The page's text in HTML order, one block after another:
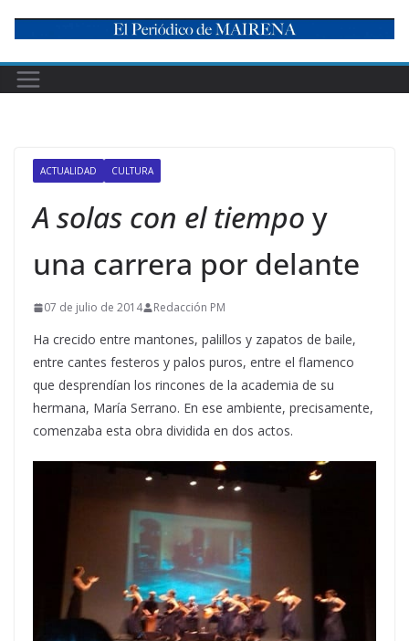
content
ACTUALIDAD CULTURA
A solas con el tiempo y
una carrera por delante
07 de julio de 2014 Redacción PM
Ha crecido entre mantones, palillos y zapatos de baile,
entre cantes festeros y palos puros, entre el flamenco
que desprendían los rincones de la academia de su
hermana, María Serrano. En ese ambiente, precisamente,
comenzaba esta obra dividida en dos actos.